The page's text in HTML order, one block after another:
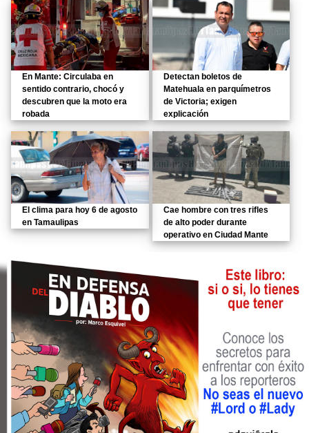
En Mante: Circulaba en
sentido contrario, chocó y
descubren que la moto era
robada
Detectan boletos de
Matehuala en parquímetros
de Victoria; exigen
explicación
El clima para hoy 6 de agosto
en Tamaulipas
Cae hombre con tres rifles
de alto poder durante
operativo en Ciudad Mante